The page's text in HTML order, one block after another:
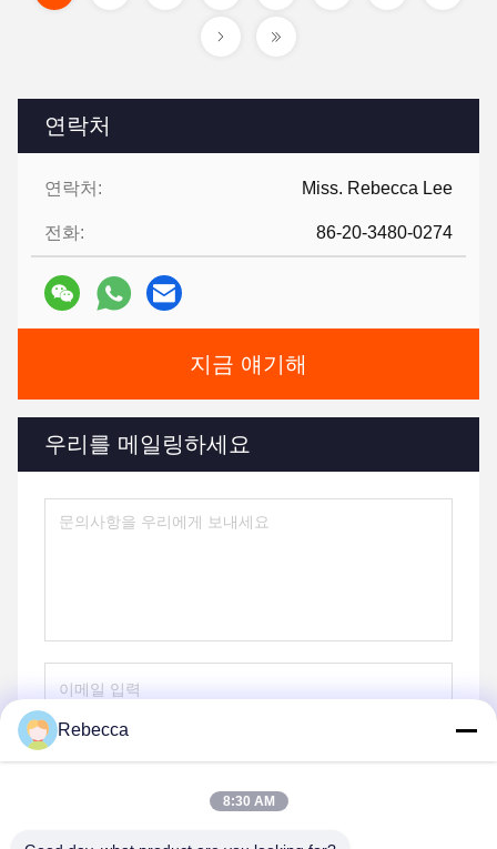
연락처
연락처: Miss. Rebecca Lee
전화: 86-20-3480-0274
지금 얘기해
우리를 메일링하세요
Rebecca
8:30 AM